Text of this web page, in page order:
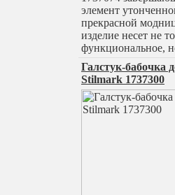
элемент
прекрасной
изделие несет не
функциональное,
Галстук-бабочка
Stilmark 1737300